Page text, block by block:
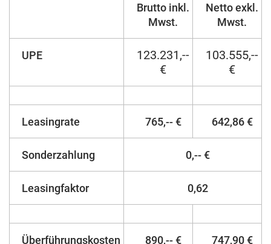
Brutto inkl.
Mwst.
Netto exkl.
Mwst.
UPE
123.231,--
€
103.555,--
€
Leasingrate 765,-- € 642,86 €
Sonderzahlung 0,-- €
Leasingfaktor 0,62
Überführungskosten 890,-- € 747,90 €